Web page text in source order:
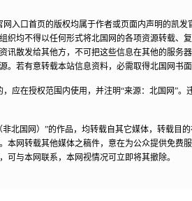
网入口首页的版权均属于作者或页面内声明的凯
织均不得以任何形式将北国网的各项资源转载、
讯散发给其他方，不可把这些信息在其他的服务
。若有意转载本站信息资料，必需取得北国网书
应在授权范围内使用，并注明“来源：北国网”
北国网）”的作品，均转载自其它媒体，转载目
本网转载其他媒体之稿件，意在为公众提供免费
可与本网联系，本网视情况可立即将其撤除。